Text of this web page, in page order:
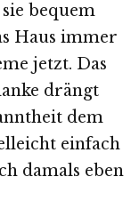
bequem
Haus immer
jetzt. Das
drängt
dem
einfach
damals eben